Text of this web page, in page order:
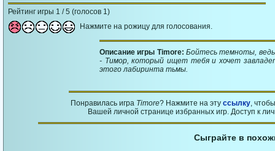
Рейтинг игры 1 / 5 (голосов 1)
Нажмите на рожицу для голосования.
Описание игры Timore:Бойтесь темноты,
- Тимор, который ищет тебя и хочет
этого лабиринта тьмы.
Понравилась игра Timore? Нажмите на эту ссылку,
Вашей личной странице избранных игр. Доступ к
Сыграйте в